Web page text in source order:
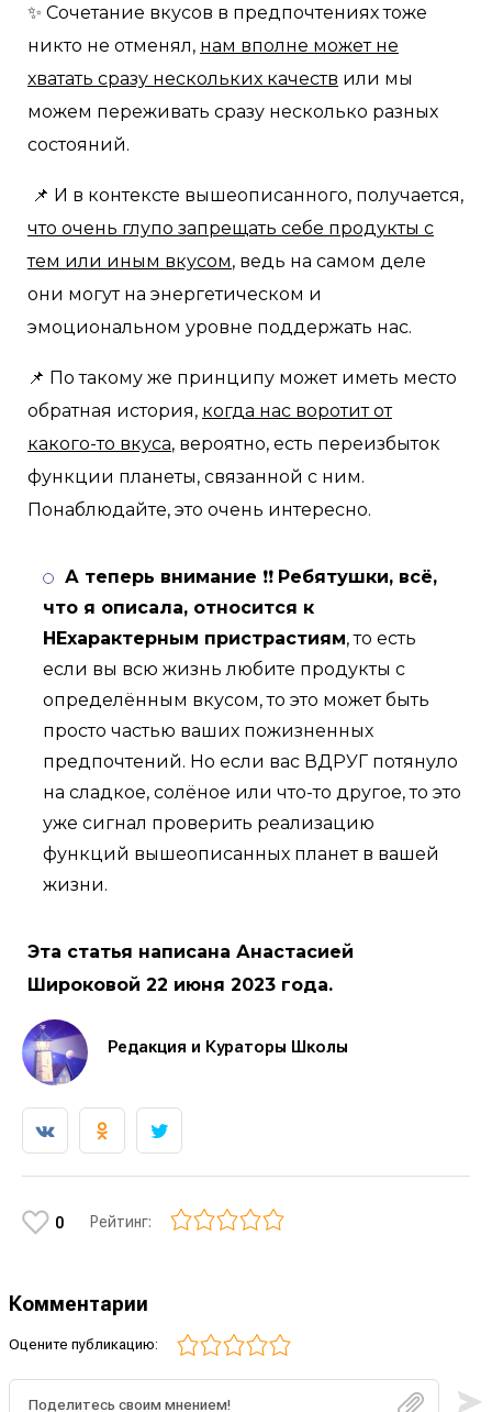
✨ Сочетание вкусов в предпочтениях тоже
никто не отменял, нам вполне может не
хватать сразу нескольких качеств или мы
можем переживать сразу несколько разных
состояний.
📌 И в контексте вышеописанного, получается,
что очень глупо запрещать себе продукты с
тем или иным вкусом, ведь на самом деле
они могут на энергетическом и
эмоциональном уровне поддержать нас.
📌 По такому же принципу может иметь место
обратная история, когда нас воротит от
какого-то вкуса, вероятно, есть переизбыток
функции планеты, связанной с ним.
Понаблюдайте, это очень интересно.
А теперь внимание ❗❗ Ребятушки, всё,
что я описала, относится к
НЕхарактерным пристрастиям, то есть
если вы всю жизнь любите продукты с
определённым вкусом, то это может быть
просто частью ваших пожизненных
предпочтений. Но если вас ВДРУГ потянуло
на сладкое, солёное или что-то другое, то это
уже сигнал проверить реализацию
функций вышеописанных планет в вашей
жизни.
Эта статья написана Анастасией
Широковой 22 июня 2023 года.
Редакция и Кураторы Школы
0 Рейтинг:
Комментарии
Оцените публикацию: